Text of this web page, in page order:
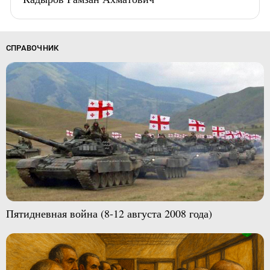
СПРАВОЧНИК
Пятидневная война (8-12 августа 2008 года)